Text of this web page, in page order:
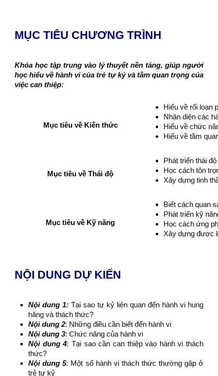
MỤC TIÊU CHƯƠNG TRÌNH
Khóa học tập trung vào lý thuyết nền tảng, giúp người
học hiểu về hành vi của trẻ tự kỷ và tầm quan trọng của
việc can thiệp:
Mục tiêu về Kiến thức
Hiểu về rối loạn
Nhận diện các
Hiểu về chức
Hiểu về tầm
Mục tiêu về Thái độ
Phát triển thái
Học cách tôn
Xây dựng tinh
Mục tiêu về Kỹ năng
Biết cách quan
Phát triển kỹ
Học cách ứng
Xây dựng được
NỘI DUNG DỰ KIẾN
Nội dung 1: Tại sao tự kỷ liên quan đến hành vi hung
hăng và thách thức?
Nội dung 2: Những điều cần biết đến hành vi
Nội dung 3: Chức năng của hành vi
Nội dung 4: Tại sao cần can thiệp vào hành vi thách
thức?
Nội dung 5: Một số hành vi thách thức thường gặp ở
trẻ tự kỷ